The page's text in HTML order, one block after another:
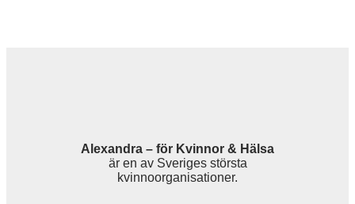
Alexandra – för Kvinnor & Hälsa
är en av Sveriges största
kvinnoorganisationer.